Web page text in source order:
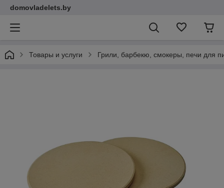
domovladelets.by
Товары и услуги Грили, барбекю, смокеры, печи для